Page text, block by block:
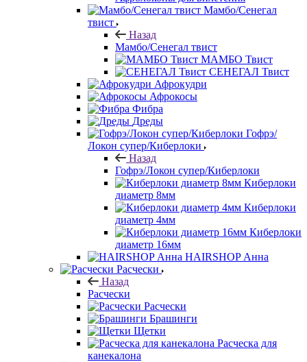
Мамбо/Сенегал
твист
Назад
Мамбо/Сенегал твист
МАМБО Твист
СЕНЕГАЛ Твист
Афрокудри
Афрокосы
Фибра
Дреды
Гофрэ/
Локон супер/Киберлоки
Назад
Гофрэ/Локон супер/Киберлоки
Киберлоки
диаметр 8мм
Киберлоки
диаметр 4мм
Киберлоки
диаметр 16мм
HAIRSHOP Анна
Расчески
Назад
Расчески
Расчески
Брашинги
Щетки
Расческа для
канекалона